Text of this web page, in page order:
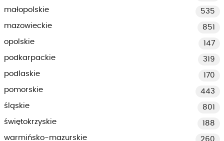
małopolskie
535
mazowieckie
851
opolskie
147
podkarpackie
319
podlaskie
170
pomorskie
443
śląskie
801
świętokrzyskie
188
warmińsko-mazurskie
260